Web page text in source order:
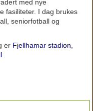
med nye
fasiliteter. I dag brukes
seniorfotball og
er Fjellhamar stadion